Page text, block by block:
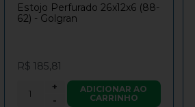
Estojo Perfurado 26x12x6 (88-
62) - Golgran
R$ 185,81
-
+
ADICIONAR AO
CARRINHO